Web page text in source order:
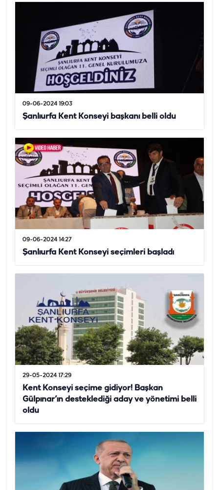
09-06-2024 19:03
Şanlıurfa Kent Konseyi başkanı belli oldu
09-06-2024 14:27
Şanlıurfa Kent Konseyi seçimleri başladı
29-05-2024 17:29
Kent Konseyi seçime gidiyor! Başkan
Gülpınar’ın desteklediği aday ve yönetimi belli
oldu